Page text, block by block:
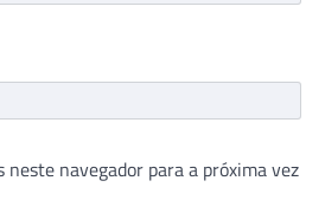
neste navegador para a próxima vez